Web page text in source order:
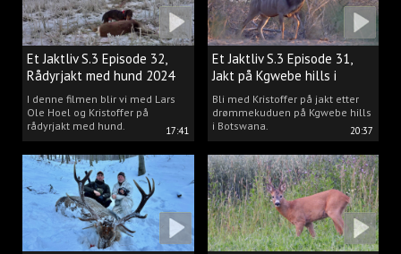
17:41
Et Jaktliv S.3 Episode 32,
Rådyrjakt med hund 2024
I denne filmen blir vi med Lars
Ole Hoel og Kristoffer på
rådyrjakt med hund.
20:37
Et Jaktliv S.3 Episode 31,
Jakt på Kgwebe hills i
Botswana
Bli med Kristoffer på jakt etter
drømmekuduen på Kgwebe hills
i Botswana.